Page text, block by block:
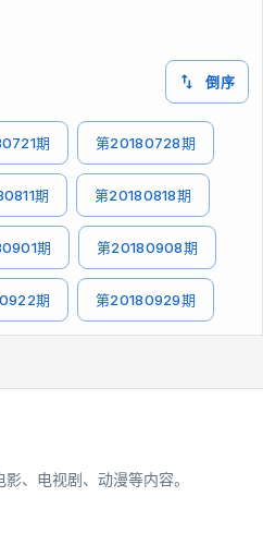
倒序
期 第20180728期
期 第20180818期
期 第20180908期
期 第20180929期
、电视剧、动漫等内容。